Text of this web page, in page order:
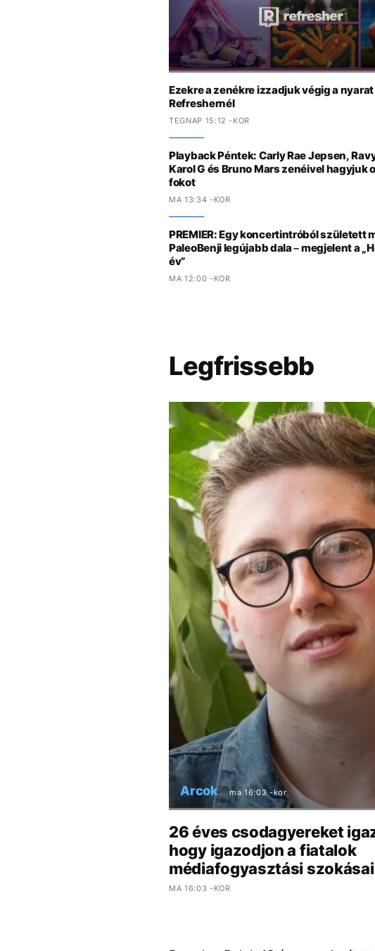
Ezekre a zenékre izzadjuk végig a nyarat
Refreshernél
TEGNAP 15:12 -KOR
Playback Péntek: Carly Rae Jepsen,
Karol G és Bruno Mars zenéivel hagyjuk
fokot
MA 13:34 -KOR
PREMIER: Egy koncertintróból született
PaleoBenji legújabb dala – megjelent a
év”
MA 12:00 -KOR
Legfrissebb
Arcok ma 16:03 -kor
26 éves csodagyereket
hogy igazodjon a fiatalok
médiafogyasztási
MA 16:03 -KOR